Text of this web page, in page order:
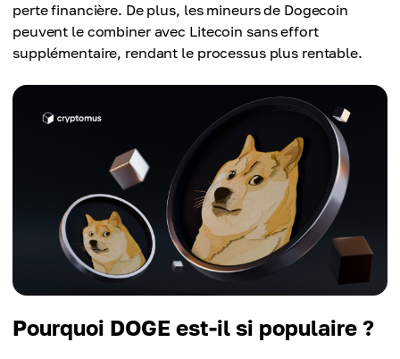
perte financière. De plus, les mineurs de Dogecoin
peuvent le combiner avec Litecoin sans effort
supplémentaire, rendant le processus plus rentable.
Pourquoi DOGE est-il si populaire ?